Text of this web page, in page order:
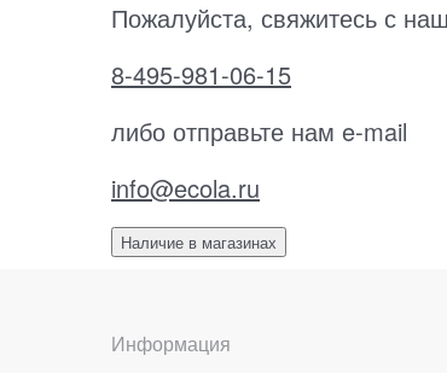
Пожалуйста, свяжитесь с
8-495-981-06-15
либо отправьте нам e-mail
info@ecola.ru
Наличие в магазинах
Информация